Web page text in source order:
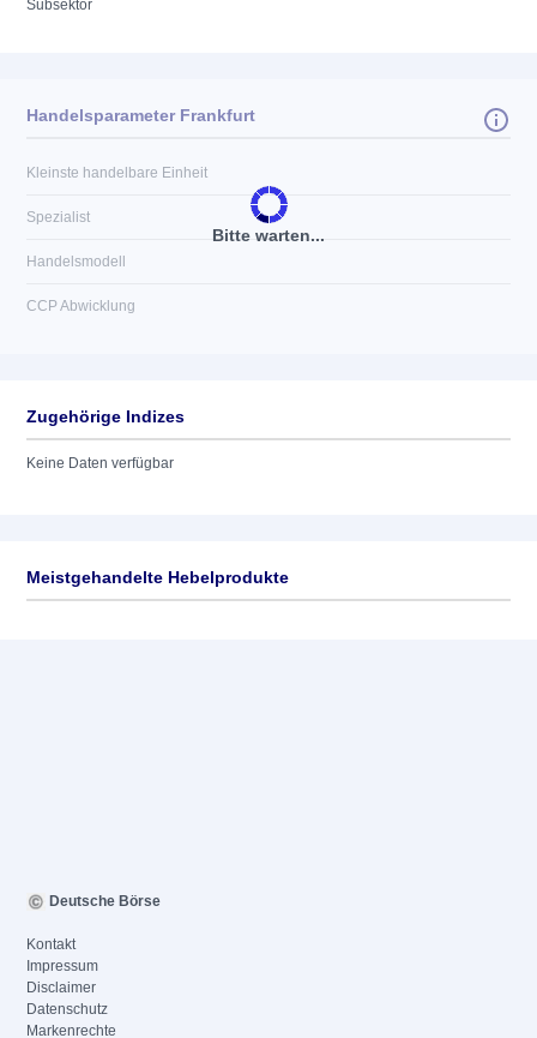
Subsektor
Bitte warten...
Handelsparameter Frankfurt
Kleinste handelbare Einheit
Spezialist
Handelsmodell
CCP Abwicklung
Zugehörige Indizes
Keine Daten verfügbar
Meistgehandelte Hebelprodukte
Deutsche Börse
Kontakt
Impressum
Disclaimer
Datenschutz
Markenrechte